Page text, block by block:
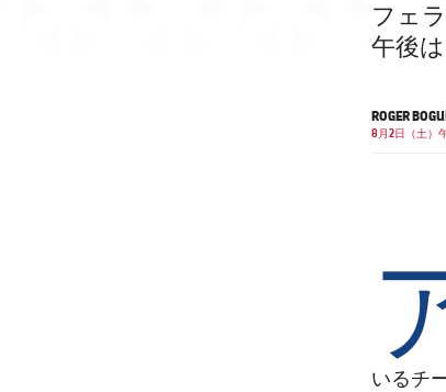
フェ
午後
ROGER
8月2日（土）
いるチ